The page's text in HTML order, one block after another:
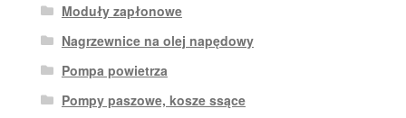
Moduły zapłonowe
Nagrzewnice na olej napędowy
Pompa powietrza
Pompy paszowe, kosze ssące